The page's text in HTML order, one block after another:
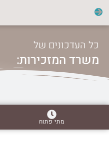
כל העדכונים של
משרד המזכירות:
מתי פתוח